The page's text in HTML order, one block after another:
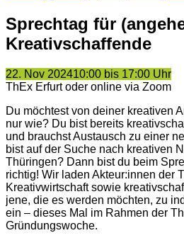
Sprechtag für
Kreativschaffende
22. Nov 202410:00 bis 17:00 Uhr
ThEx Erfurt oder online via Zoom
Du möchtest von deiner kreativen
nur wie? Du bist bereits
und brauchst Austausch zu einer
bist auf der Suche nach kreativen
Thüringen? Dann bist du beim
richtig! Wir laden Akteur:innen der
Kreativwirtschaft sowie
jene, die es werden möchten, zu
ein – dieses Mal im Rahmen der
Gründungswoche.